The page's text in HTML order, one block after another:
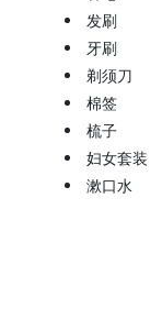
发刷
牙刷
剃须刀
棉签
梳子
妇女套装
漱口水